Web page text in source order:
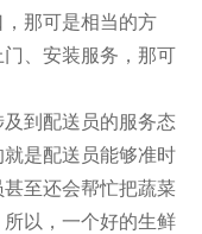
那可是相当的方
、安装服务，那可
到配送员的服务态
是配送员能够准时
至还会帮忙把蔬菜
以，一个好的生鲜